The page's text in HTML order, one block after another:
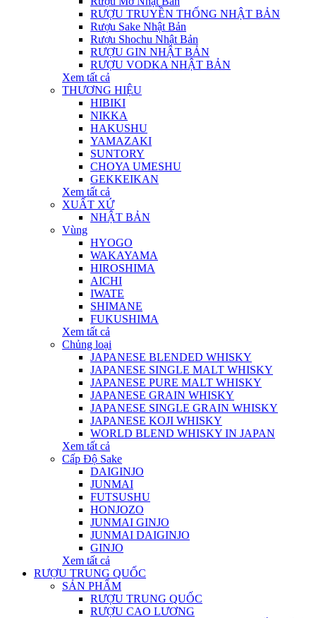
RƯỢU TRUYỀN THỐNG NHẬT BẢN
Rượu Sake Nhật Bản
Rượu Shochu Nhật Bản
RƯỢU GIN NHẬT BẢN
RƯỢU VODKA NHẬT BẢN
Xem tất cả
THƯƠNG HIỆU
HIBIKI
NIKKA
HAKUSHU
YAMAZAKI
SUNTORY
CHOYA UMESHU
GEKKEIKAN
Xem tất cả
XUẤT XỨ
NHẬT BẢN
Vùng
HYOGO
WAKAYAMA
HIROSHIMA
AICHI
IWATE
SHIMANE
FUKUSHIMA
Xem tất cả
Chủng loại
JAPANESE BLENDED WHISKY
JAPANESE SINGLE MALT WHISKY
JAPANESE PURE MALT WHISKY
JAPANESE GRAIN WHISKY
JAPANESE SINGLE GRAIN WHISKY
JAPANESE KOJI WHISKY
WORLD BLEND WHISKY IN JAPAN
Xem tất cả
Cấp Độ Sake
DAIGINJO
JUNMAI
FUTSUSHU
HONJOZO
JUNMAI GINJO
JUNMAI DAIGINJO
GINJO
Xem tất cả
RƯỢU TRUNG QUỐC
SẢN PHẨM
RƯỢU TRUNG QUỐC
RƯỢU CAO LƯƠNG